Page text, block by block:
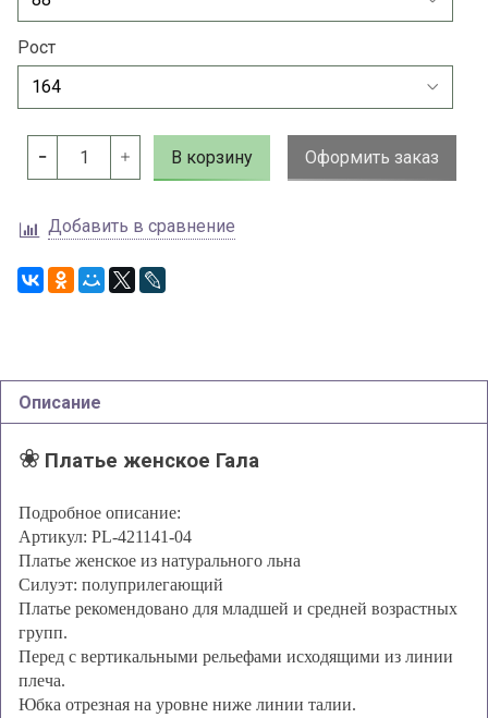
Рост
В корзину Оформить заказ
Добавить в сравнение
Описание
❀ Платье женское Гала
Подробное описание:
Артикул: PL-421141-04
Платье женское из натурального льна
Силуэт: полуприлегающий
Платье рекомендовано для младшей и средней возрастных
групп.
Перед с вертикальными рельефами исходящими из линии
плеча.
Юбка отрезная на уровне ниже линии талии.